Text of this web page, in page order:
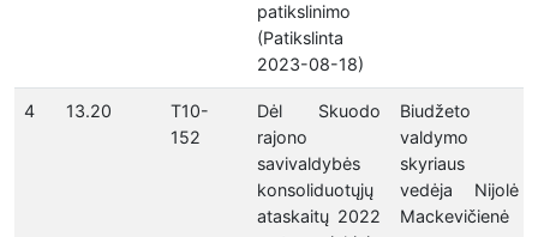
patikslinimo
(Patikslinta
2023-08-18)
4 13.20
T10-
152
Dėl Skuodo
rajono
savivaldybės
konsoliduotųjų
ataskaitų 2022
Biudžeto
valdymo
skyriaus
vedėja Nijolė
Mackevičienė